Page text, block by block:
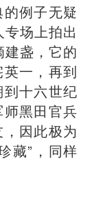
例子无疑
场上拍出
盏，它的
一，再到
十六世纪
黑田官兵
因此极为
藏”，同样